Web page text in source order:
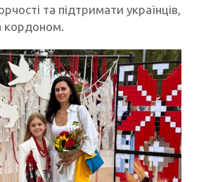
та підтримати українців,
кордоном.